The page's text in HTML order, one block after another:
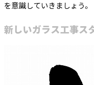
を意識していきましょう。
新しいガラス工事ス